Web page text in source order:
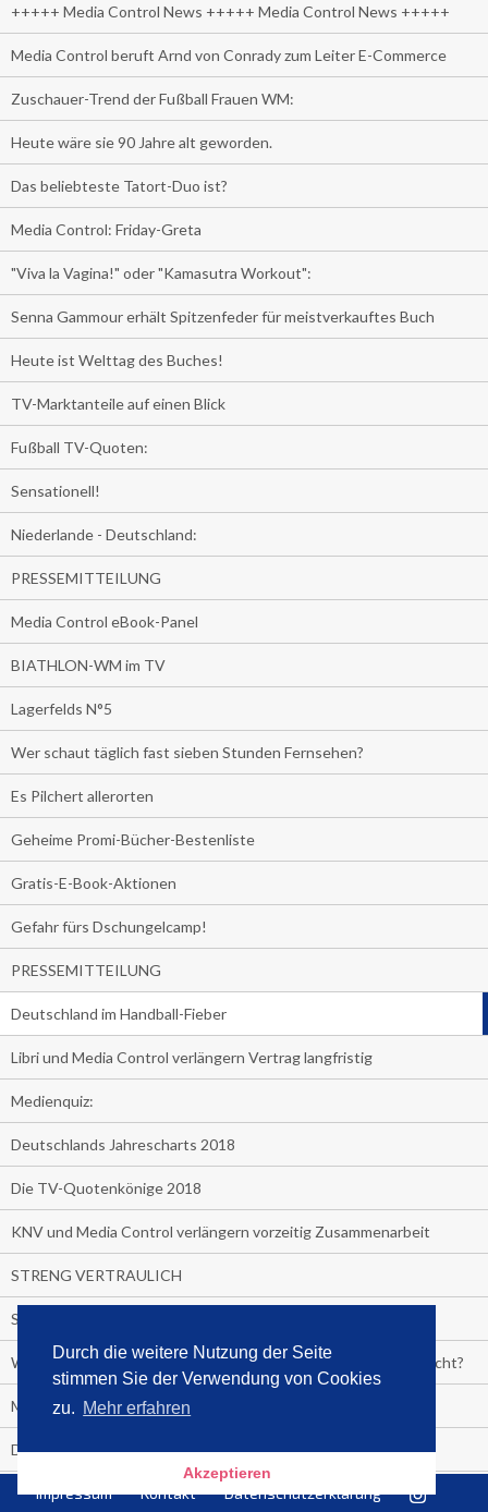
Durch die weitere Nutzung der Seite
stimmen Sie der Verwendung von Cookies
zu. Mehr erfahren
Akzeptieren
+++++ Media Control News +++++ Media Control News +++++
Media Control beruft Arnd von Conrady zum Leiter E-Commerce
Zuschauer-Trend der Fußball Frauen WM:
Heute wäre sie 90 Jahre alt geworden.
Das beliebteste Tatort-Duo ist?
Media Control: Friday-Greta
"Viva la Vagina!" oder "Kamasutra Workout":
Senna Gammour erhält Spitzenfeder für meistverkauftes Buch
Heute ist Welttag des Buches!
TV-Marktanteile auf einen Blick
Fußball TV-Quoten:
Sensationell!
Niederlande - Deutschland:
PRESSEMITTEILUNG
Media Control eBook-Panel
BIATHLON-WM im TV
Lagerfelds N°5
Wer schaut täglich fast sieben Stunden Fernsehen?
Es Pilchert allerorten
Geheime Promi-Bücher-Bestenliste
Gratis-E-Book-Aktionen
Gefahr fürs Dschungelcamp!
PRESSEMITTEILUNG
Deutschland im Handball-Fieber
Libri und Media Control verlängern Vertrag langfristig
Medienquiz:
Deutschlands Jahrescharts 2018
Die TV-Quotenkönige 2018
KNV und Media Control verlängern vorzeitig Zusammenarbeit
STRENG VERTRAULICH
Streaming verändert TV?
Welcher TV-Sender hat seine Marktanteile seit 2013 vervierfacht?
Michelle for President!
Das gruseligste Buch aller Zeiten
Promi-Biografien
Impressum Kontakt Datenschutzerklärung